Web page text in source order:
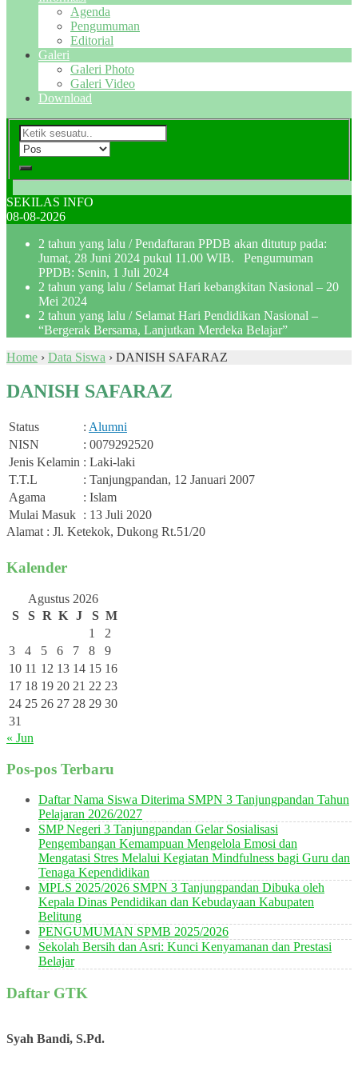
Agenda
Pengumuman
Editorial
Galeri
Galeri Photo
Galeri Video
Download
SEKILAS INFO
08-08-2026
2 tahun yang lalu / Pendaftaran PPDB akan ditutup pada:
Jumat, 28 Juni 2024 pukul 11.00 WIB. Pengumuman
PPDB: Senin, 1 Juli 2024
2 tahun yang lalu / Selamat Hari kebangkitan Nasional – 20
Mei 2024
2 tahun yang lalu / Selamat Hari Pendidikan Nasional –
“Bergerak Bersama, Lanjutkan Merdeka Belajar”
Home › Data Siswa › DANISH SAFARAZ
DANISH SAFARAZ
Status : Alumni
NISN
: 0079292520
Jenis Kelamin : Laki-laki
T.T.L
: Tanjungpandan, 12 Januari 2007
Agama
: Islam
Mulai Masuk : 13 Juli 2020
Alamat : Jl. Ketekok, Dukong Rt.51/20
Kalender
Agustus 2026
S
S R K J S M
1
2
3
4 5 6 7 8
9
10 11 12 13 14 15 16
17 18 19 20 21 22 23
24 25 26 27 28 29 30
31
« Jun
Pos-pos Terbaru
Daftar Nama Siswa Diterima SMPN 3 Tanjungpandan Tahun
Pelajaran 2026/2027
SMP Negeri 3 Tanjungpandan Gelar Sosialisasi
Pengembangan Kemampuan Mengelola Emosi dan
Mengatasi Stres Melalui Kegiatan Mindfulness bagi Guru dan
Tenaga Kependidikan
MPLS 2025/2026 SMPN 3 Tanjungpandan Dibuka oleh
Kepala Dinas Pendidikan dan Kebudayaan Kabupaten
Belitung
PENGUMUMAN SPMB 2025/2026
Sekolah Bersih dan Asri: Kunci Kenyamanan dan Prestasi
Belajar
Daftar GTK
Syah Bandi, S.Pd.